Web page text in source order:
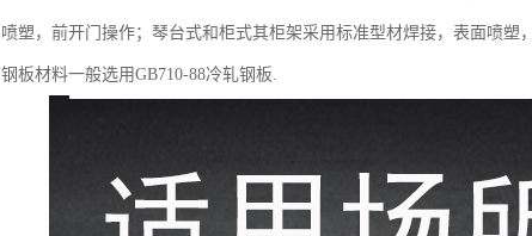
喷塑，前开门操作；琴台式和柜式其柜架采用标准型材焊接，表面喷塑
钢板材料一般选用GB710-88冷轧钢板.